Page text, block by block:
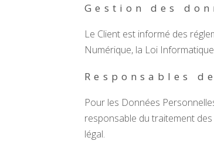
Gestion des
Le Client est informé des
Numérique, la Loi
Responsables
Pour les Données
responsable du traitement
légal.